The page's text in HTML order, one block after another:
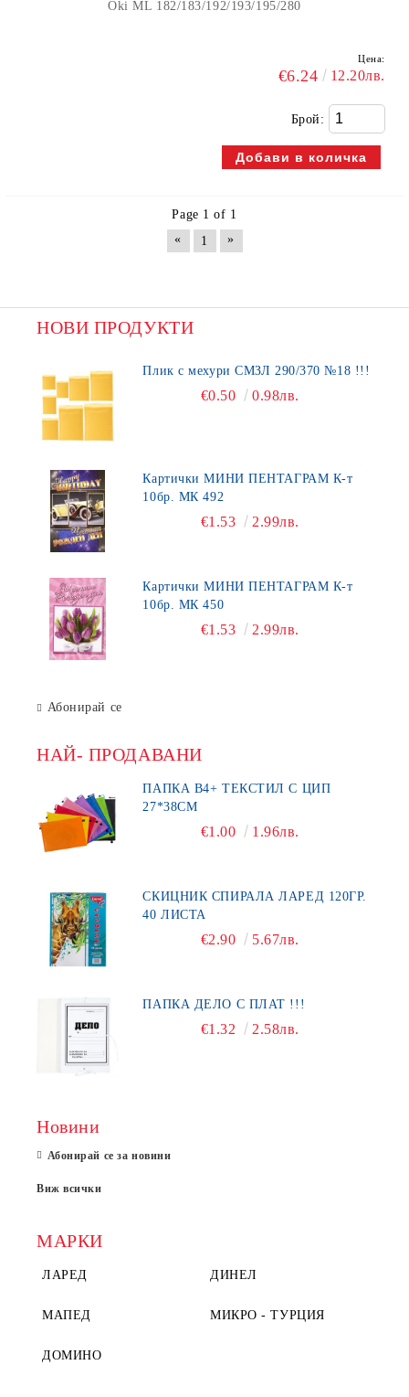
Oki ML 182/183/192/193/195/280
Цена:
€6.24 12.20лв.
Брой:
Page 1 of 1
«
1 »
НОВИ ПРОДУКТИ
Плик с мехури СМЗЛ 290/370 №18 !!!
€0.50 0.98лв.
Картички МИНИ ПЕНТАГРАМ К-т
10бр. МК 492
€1.53 2.99лв.
Картички МИНИ ПЕНТАГРАМ К-т
10бр. МК 450
€1.53 2.99лв.
Абонирай се
НАЙ- ПРОДАВАНИ
ПАПКА В4+ ТЕКСТИЛ С ЦИП
27*38СМ
€1.00 1.96лв.
СКИЦНИК СПИРАЛА ЛАРЕД 120ГР.
40 ЛИСТА
€2.90 5.67лв.
ПАПКА ДЕЛО С ПЛАТ !!!
€1.32 2.58лв.
Новини
Абонирай се за новини
Виж всички
МАРКИ
ЛАРЕД ДИНЕЛ
МАПЕД МИКРО - ТУРЦИЯ
ДОМИНО